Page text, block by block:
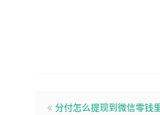
分付怎么提现到微信零钱